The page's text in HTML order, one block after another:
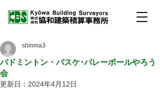
バドミントン・バスケ･バレーボールやろう
会
shinma3
更新日： 2024年4月12日